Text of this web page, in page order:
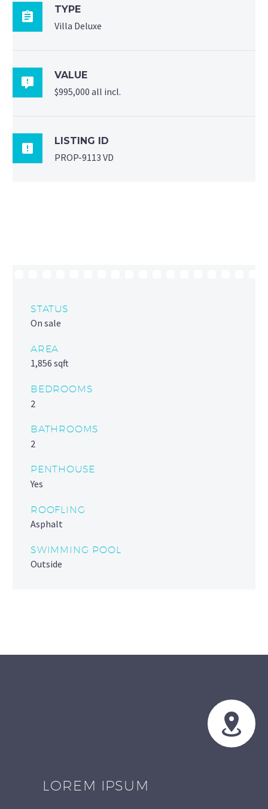

TYPE
Villa Deluxe

VALUE
$995,000 all incl.

LISTING ID
PROP-9113 VD
STATUS
On sale
AREA
1,856 sqft
BEDROOMS
2
BATHROOMS
2
PENTHOUSE
Yes
ROOFLING
Asphalt
SWIMMING POOL
Outside


LOREM IPSUM